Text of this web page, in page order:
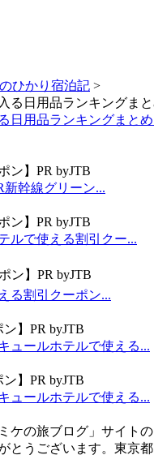
ひかり宿泊記 >
日用品ランキングまと
ン】PR byJTB
新幹線グリーン...
ン】PR byJTB
ルで使える割引クー...
ン】PR byJTB
る割引クーポン...
】PR byJTB
ュールホテルで使える...
】PR byJTB
ュールホテルで使える...
とうございます。東京